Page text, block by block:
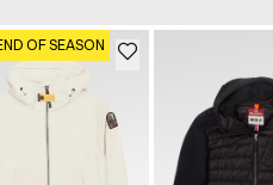
OF SEASON